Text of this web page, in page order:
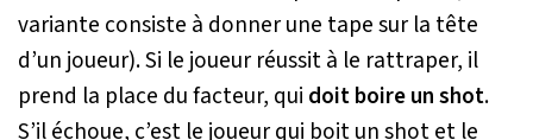
variante consiste à donner une tape sur la tête
d’un joueur). Si le joueur réussit à le rattraper, il
prend la place du facteur, qui doit boire un shot.
S’il échoue, c’est le joueur qui boit un shot et le